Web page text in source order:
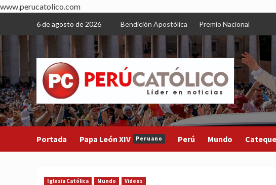
www.perucatolico.com
content
6 de agosto de 2026 Bendición Apostólica Premio Nacional
Portada Papa León XIV Peruano Perú Mundo
Iglesia Católica Mundo Videos